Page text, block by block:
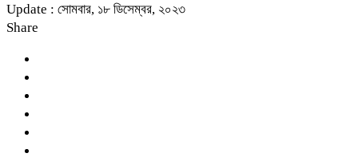
Update : সোমবার, ১৮ ডিসেম্বর, ২০২৩
Share